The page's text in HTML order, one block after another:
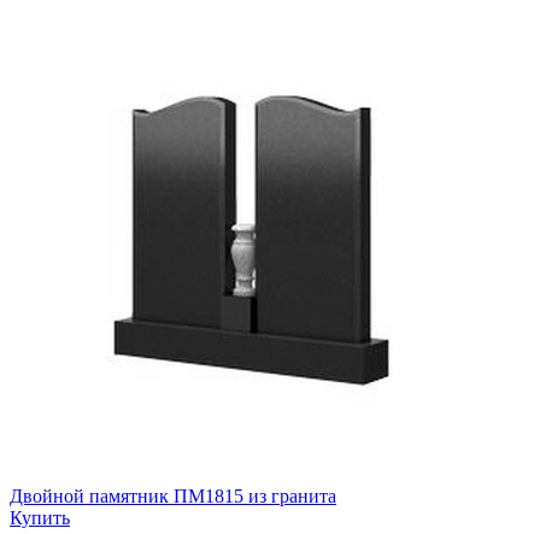
Двойной памятник ПМ1815 из гранита
Купить